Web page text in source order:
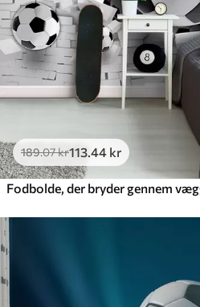
Premium vinyl
516.67310 .00 kr/m²
Peel and Stick
666.67400.00kr/m²
189.07kr113 .44 kr
Fodbolde, der bryder gennem